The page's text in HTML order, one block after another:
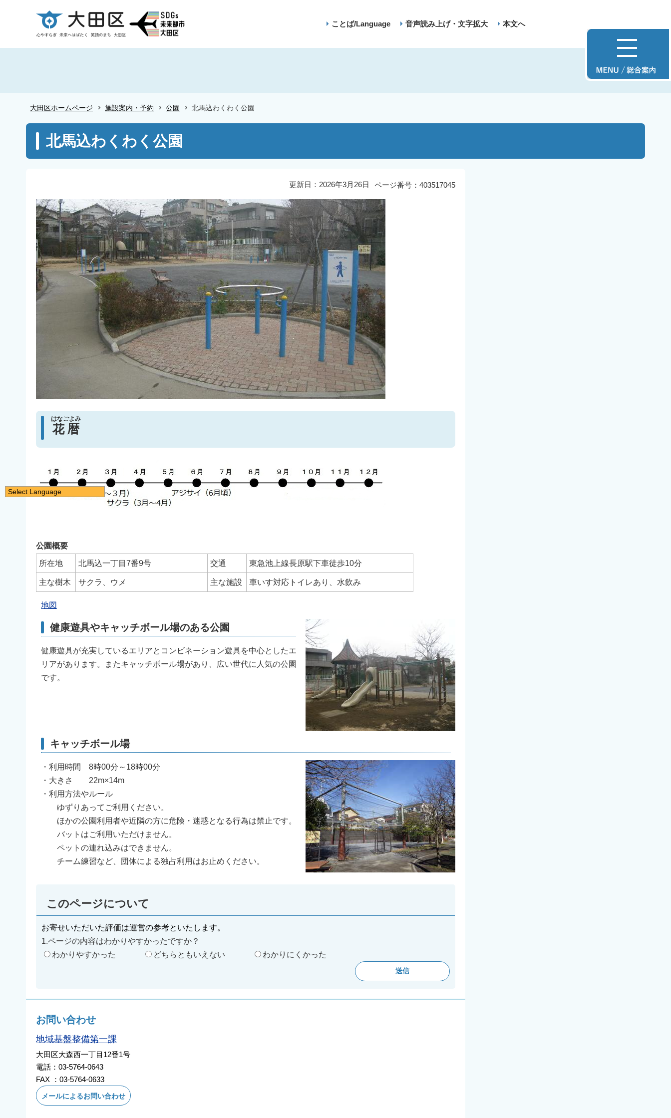
ー
ことば/Language 音声読み上げ・文字拡大 本文へ
大田区ホームページ 施設案内・予約 公園 北馬込わくわく公園
こ
北馬込わくわく公園
ページ番号：403517045
更新日：2026年3月26日
花暦
はなごよみ
公園概要
所在地 北馬込一丁目7番9号 交通 東急池上線長原駅下車徒歩10分
主な樹木 サクラ、ウメ 主な施設 車いす対応トイレあり、水飲み
地図
健康遊具やキャッチボール場のある公園
健康遊具が充実しているエリアとコンビネーション遊具を中心としたエ
リアがあります。またキャッチボール場があり、広い世代に人気の公園
です。
キャッチボール場
・利用時間 8時00分～18時00分
・大きさ 22m×14m
・利用方法やルール
ゆずりあってご利用ください。
ほかの公園利用者や近隣の方に危険・迷惑となる行為は禁止です。
バットはご利用いただけません。
ペットの連れ込みはできません。
チーム練習など、団体による独占利用はお止めください。
このページについて
お寄せいただいた評価は運営の参考といたします。
1.ページの内容はわかりやすかったですか？
わかりやすかった
どちらともいえない わかりにくかった
お問い合わせ
地域基盤整備第一課
大田区大森西一丁目12番1号
電話：03-5764-0643
FAX ：03-5764-0633
メールによるお問い合わせ
Select Language
繁體中文